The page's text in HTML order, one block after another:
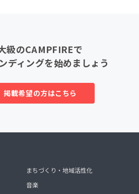
級のCAMPFIREで
ディングを始めましょう
掲載希望の方はこちら
まちづくり・地域活性化
音楽